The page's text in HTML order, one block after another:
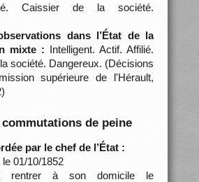
Caissier de la société.
dans l’État de la
mixte : Intelligent. Actif. Affilié.
société. Dangereux. (Décisions
supérieure de l'Hérault,
de peine
par le chef de l’État :
01/10/1852
rentrer à son domicile le